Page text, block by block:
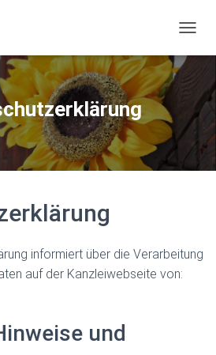
A
A
T
H
informiert über die Verarbeitung
auf der Kanzleiwebseite von:
und